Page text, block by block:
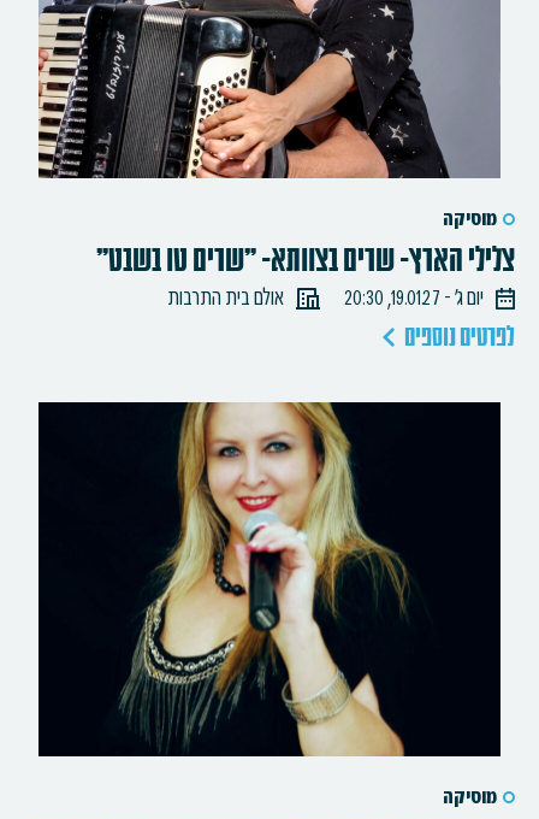
מוסיקה
צלילי הארץ- שרים בצוותא- "שרים טו בשבט"
יום ג׳ - 19.01.27, 20:30 אולם בית התרבות
לפרטים נוספים
מוסיקה